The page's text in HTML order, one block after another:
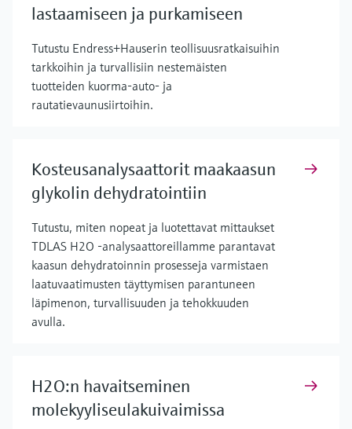
lastaamiseen ja purkamiseen
Tutustu Endress+Hauserin teollisuusratkaisuihin
tarkkoihin ja turvallisiin nestemäisten
tuotteiden kuorma-auto- ja
rautatievaunusiirtoihin.
Kosteusanalysaattorit maakaasun
glykolin dehydratointiin
Tutustu, miten nopeat ja luotettavat mittaukset
TDLAS H2O -analysaattoreillamme parantavat
kaasun dehydratoinnin prosesseja varmistaen
laatuvaatimusten täyttymisen parantuneen
läpimenon, turvallisuuden ja tehokkuuden
avulla.
H2O:n havaitseminen
molekyyliseulakuivaimissa